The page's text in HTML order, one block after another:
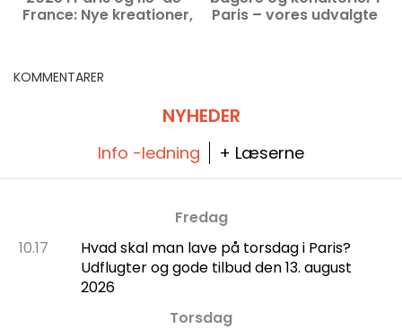
France: Nye kreationer,
Paris – vores udvalgte
KOMMENTARER
NYHEDER
Info -ledning + Læserne
Fredag
10.17
Hvad skal man lave på torsdag i Paris?
Udflugter og gode tilbud den 13. august
2026
Torsdag